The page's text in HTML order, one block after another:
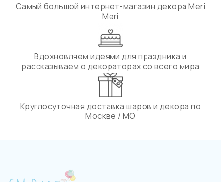
Самый большой интернет-магазин декора Meri
Meri
Вдохновляем идеями для праздника и
рассказываем о декораторах со всего мира
Круглосуточная доставка шаров и декора по
Москве / МО